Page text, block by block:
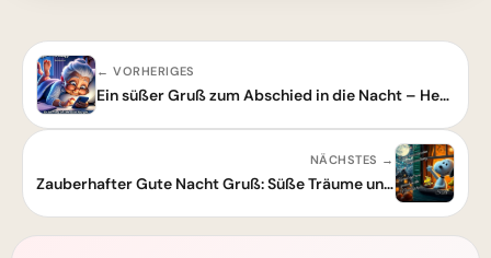
← VORHERIGES
Ein süßer Gruß zum Abschied in die Nacht – Herzliche Gute Nacht Bilder für ruhige Träume
NÄCHSTES →
Zauberhafter Gute Nacht Gruß: Süße Träume und ein sanfter Wochenstart